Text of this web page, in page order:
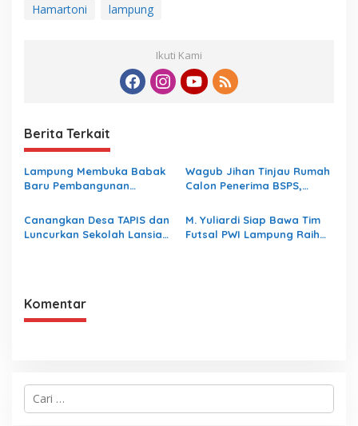
Hamartoni lampung
Ikuti Kami
Berita Terkait
Lampung Membuka Babak
Baru Pembangunan
Peluncuran Satelit
Lampung-1 Berbasis AI
Wagub Jihan Tinjau Rumah
Calon Penerima BSPS,
Kualitas Hunian Warga dan
Serap Aspirasi Masyarakat
Canangkan Desa TAPIS dan
Luncurkan Sekolah Lansia
M. Yuliardi Siap Bawa Tim
Futsal PWI Lampung Raih
Komentar
C